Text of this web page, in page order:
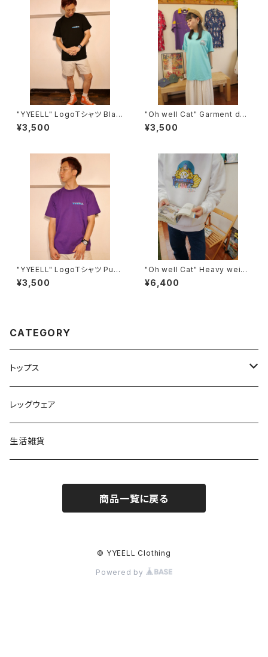
"YYEELL" LogoＴシャツ Blac
k
¥3,500
"Oh well Cat" Garment dye
(後染め)Ｔシャツ Lagoon Blu
e
¥3,500
"YYEELL" LogoＴシャツ Purp
le
¥3,500
"Oh well Cat" Heavy weigh
t ヴィンテージライクスウェット
White
¥6,400
CATEGORY
トップス
スウェット
ロングスリーブTシャツ
レッグウェア
生活雑貨
商品一覧に戻る
© YYEELL Clothing
Powered by